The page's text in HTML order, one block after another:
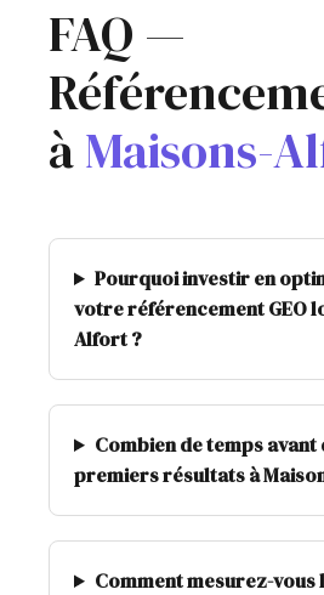
FAQ —
àMaisons-
Pourquoi investir en
votre référencement GEO
Alfort ?
Combien de temps avant
premiers résultats à
Comment mesurez-vous